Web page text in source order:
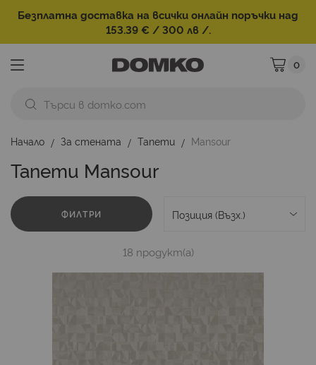
Безплатна доставка на всички онлайн поръчки над
153.39 € / 300 лв /.
Моята
0
Начало За стената Тапети Mansour
Тапети Mansour
ФИЛТРИ
18 продукт(а)